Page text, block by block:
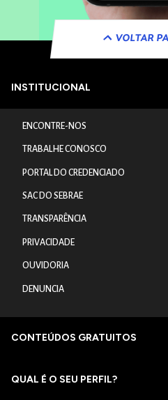
VOLTAR
INSTITUCIONAL
ENCONTRE-NOS
TRABALHE CONOSCO
PORTAL DO CREDENCIADO
SAC DO SEBRAE
TRANSPARÊNCIA
PRIVACIDADE
OUVIDORIA
DENUNCIA
CONTEÚDOS GRATUITOS
QUAL É O SEU PERFIL?